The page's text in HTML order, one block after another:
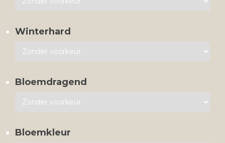
Winterhard
Bloemdragend
Bloemkleur